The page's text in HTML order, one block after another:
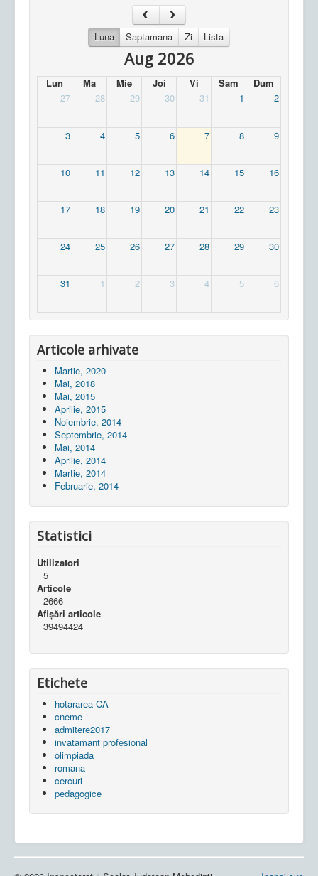
Luna Saptamana Zi Lista
Aug 2026
Lun Ma Mie Joi Vi Sam
Dum
27
28 29 30 31 1 2
3 4 5 6 7 8 9
10 11 12 13 14 15 16
17 18 19 20 21 22 23
24 25 26 27 28 29 30
31 1 2 3 4 5 6
Articole arhivate
Martie, 2020
Mai, 2018
Mai, 2015
Aprilie, 2015
Noiembrie, 2014
Septembrie, 2014
Mai, 2014
Aprilie, 2014
Martie, 2014
Februarie, 2014
Statistici
Utilizatori
5
Articole
2666
Afișări articole
39494424
Etichete
hotararea CA
cneme
admitere2017
invatamant profesional
olimpiada
romana
cercuri
pedagogice